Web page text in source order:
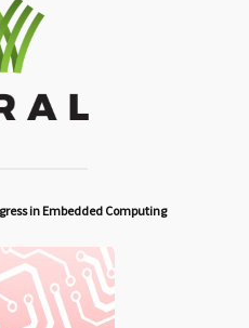
in Embedded Computing